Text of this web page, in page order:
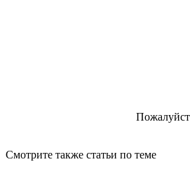
Смотрите также статьи по теме